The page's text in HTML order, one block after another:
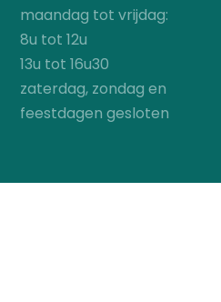
maandag tot vrijdag:
8u tot 12u
13u tot 16u30
zaterdag, zondag en
feestdagen gesloten